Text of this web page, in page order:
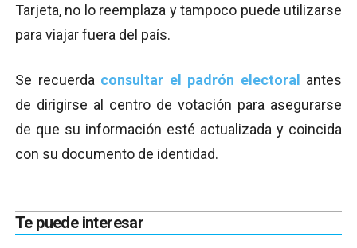
Tarjeta, no lo reemplaza y tampoco puede utilizarse
para viajar fuera del país.
Se recuerda consultar el padrón electoral
antes
de dirigirse al centro de votación para asegurarse
de que su información esté actualizada y coincida
con su documento de identidad.
Te puede interesar